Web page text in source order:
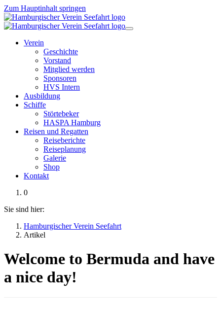
Zum Hauptinhalt springen
Verein
Geschichte
Vorstand
Mitglied werden
Sponsoren
HVS Intern
Ausbildung
Schiffe
Störtebeker
HASPA Hamburg
Reisen und Regatten
Reiseberichte
Reiseplanung
Galerie
Shop
Kontakt
0
Sie sind hier:
Hamburgischer Verein Seefahrt
Artikel
Welcome to Bermuda and have
a nice day!